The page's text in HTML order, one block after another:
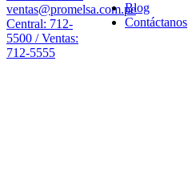
ventas@promelsa.com.pe
Central: 712-
5500 / Ventas:
712-5555
Blog
Contáctanos